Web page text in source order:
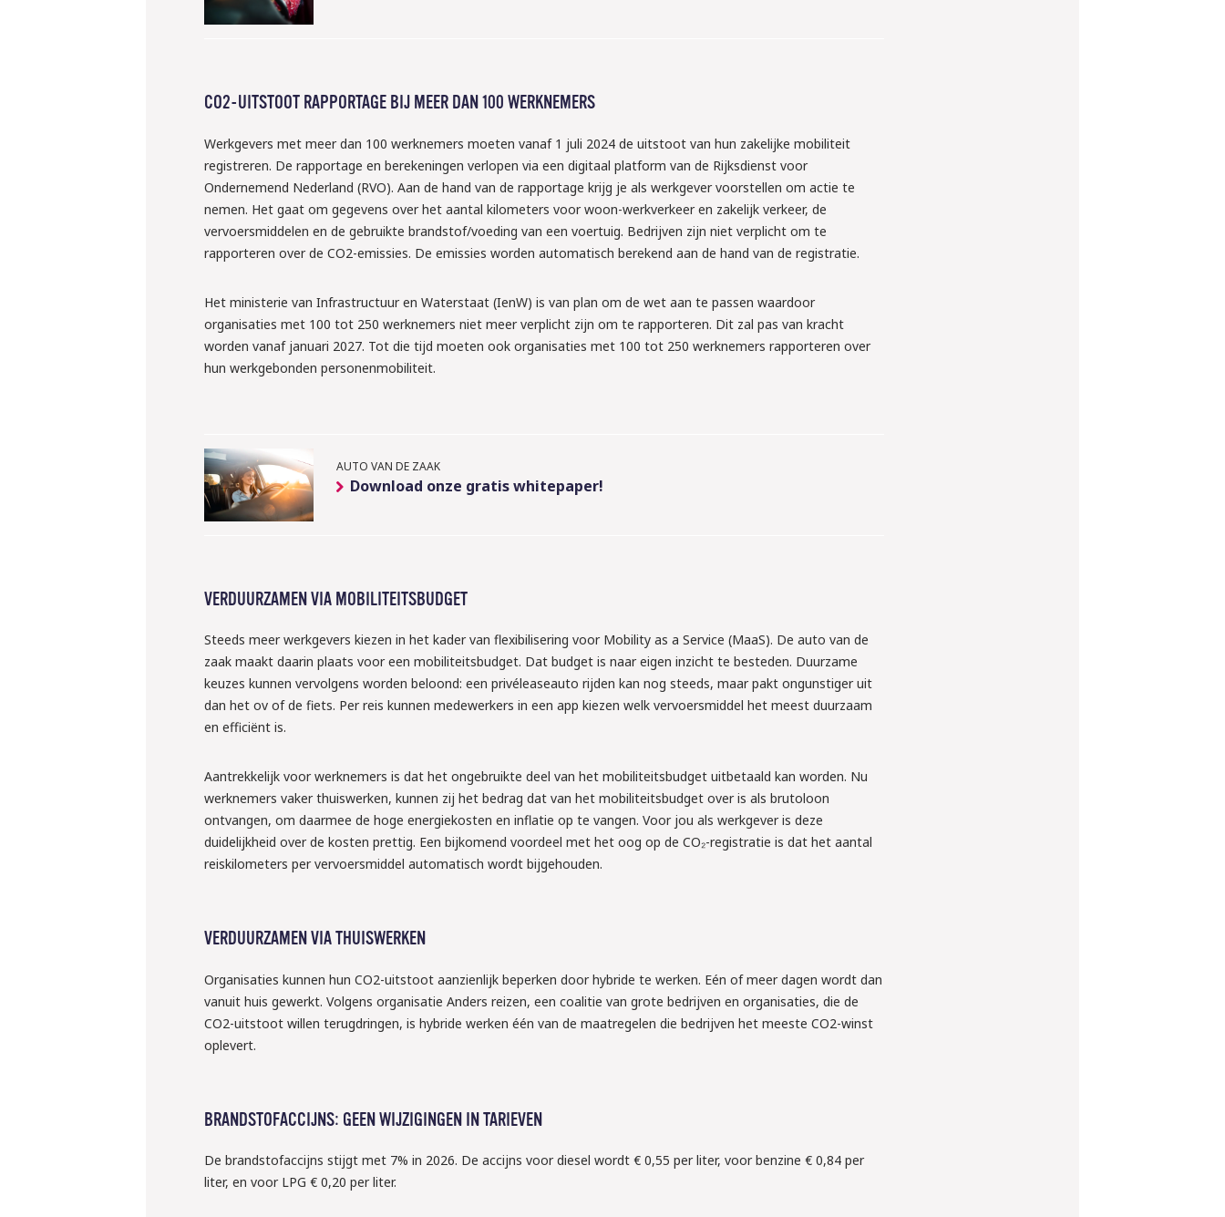
CO2-UITSTOOT RAPPORTAGE BIJ MEER DAN 100 WERKNEMERS
Werkgevers met meer dan 100 werknemers moeten vanaf 1 juli 2024 de uitstoot van hun zakelijke mobiliteit
registreren. De rapportage en berekeningen verlopen via een digitaal platform van de Rijksdienst voor
Ondernemend Nederland (RVO). Aan de hand van de rapportage krijg je als werkgever voorstellen om actie te
nemen. Het gaat om gegevens over het aantal kilometers voor woon-werkverkeer en zakelijk verkeer, de
vervoersmiddelen en de gebruikte brandstof/voeding van een voertuig. Bedrijven zijn niet verplicht om te
rapporteren over de CO2-emissies. De emissies worden automatisch berekend aan de hand van de registratie.
Het ministerie van Infrastructuur en Waterstaat (IenW) is van plan om de wet aan te passen waardoor
organisaties met 100 tot 250 werknemers niet meer verplicht zijn om te rapporteren. Dit zal pas van kracht
worden vanaf januari 2027. Tot die tijd moeten ook organisaties met 100 tot 250 werknemers rapporteren over
hun werkgebonden personenmobiliteit.
AUTO VAN DE ZAAK
Download onze gratis whitepaper!
VERDUURZAMEN VIA MOBILITEITSBUDGET
Steeds meer werkgevers kiezen in het kader van flexibilisering voor Mobility as a Service (MaaS). De auto van de
zaak maakt daarin plaats voor een mobiliteitsbudget. Dat budget is naar eigen inzicht te besteden. Duurzame
keuzes kunnen vervolgens worden beloond: een privéleaseauto rijden kan nog steeds, maar pakt ongunstiger uit
dan het ov of de fiets. Per reis kunnen medewerkers in een app kiezen welk vervoersmiddel het meest duurzaam
en efficiënt is.
Aantrekkelijk voor werknemers is dat het ongebruikte deel van het mobiliteitsbudget uitbetaald kan worden. Nu
werknemers vaker thuiswerken, kunnen zij het bedrag dat van het mobiliteitsbudget over is als brutoloon
ontvangen, om daarmee de hoge energiekosten en inflatie op te vangen. Voor jou als werkgever is deze
duidelijkheid over de kosten prettig. Een bijkomend voordeel met het oog op de CO₂-registratie is dat het aantal
reiskilometers per vervoersmiddel automatisch wordt bijgehouden.
VERDUURZAMEN VIA THUISWERKEN
Organisaties kunnen hun CO2-uitstoot aanzienlijk beperken door hybride te werken. Eén of meer dagen wordt dan
vanuit huis gewerkt. Volgens organisatie Anders reizen, een coalitie van grote bedrijven en organisaties, die de
CO2-uitstoot willen terugdringen, is hybride werken één van de maatregelen die bedrijven het meeste CO2-winst
oplevert.
BRANDSTOFACCIJNS: GEEN WIJZIGINGEN IN TARIEVEN
De brandstofaccijns stijgt met 7% in 2026. De accijns voor diesel wordt € 0,55 per liter, voor benzine € 0,84 per
liter, en voor LPG € 0,20 per liter.
regelen
krachten?